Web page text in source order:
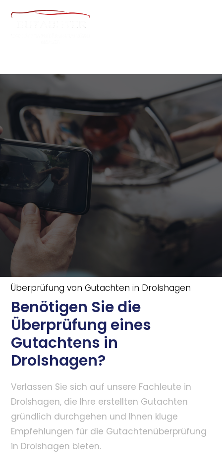
Überprüfung von Gutachten in Drolshagen
Benötigen Sie die
Überprüfung eines
Gutachtens in
Drolshagen?
Verlassen Sie sich auf unsere Fachleute in
Drolshagen, die Ihre erstellten Gutachten
gründlich durchgehen und Ihnen kluge
Empfehlungen für die Gutachtenüberprüfung
in Drolshagen bieten.